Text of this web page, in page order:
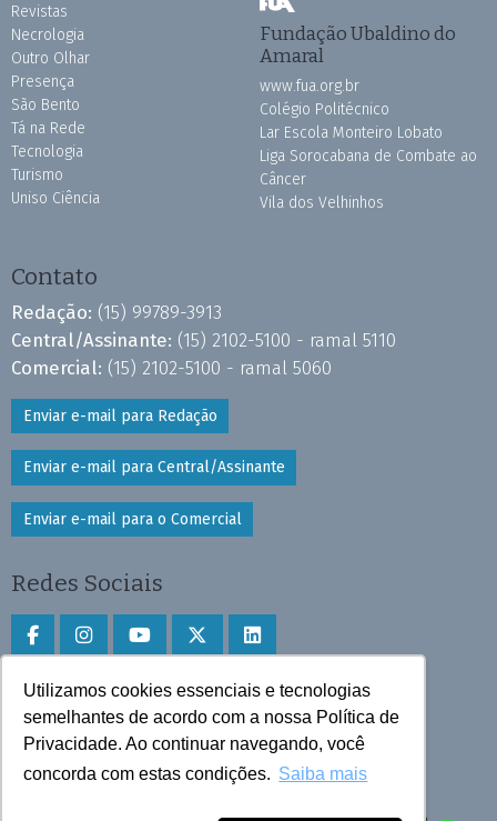
Utilizamos cookies essenciais e tecnologias
semelhantes de acordo com a nossa Política de
Privacidade. Ao continuar navegando, você
concorda com estas condições. Saiba mais
Revistas
Necrologia
Outro Olhar
Presença
São Bento
Tá na Rede
Tecnologia
Turismo
Uniso Ciência
Fundação Ubaldino do
Amaral
www.fua.org.br
Colégio Politécnico
Lar Escola Monteiro Lobato
Liga Sorocabana de Combate ao
Câncer
Vila dos Velhinhos
Contato
Redação: (15) 99789-3913
Central/Assinante: (15) 2102-5100 - ramal 5110
Comercial: (15) 2102-5100 - ramal 5060
Enviar e-mail para Redação
Enviar e-mail para Central/Assinante
Enviar e-mail para o Comercial
Redes Sociais
Faça download do aplicativo
Play Store e App Store